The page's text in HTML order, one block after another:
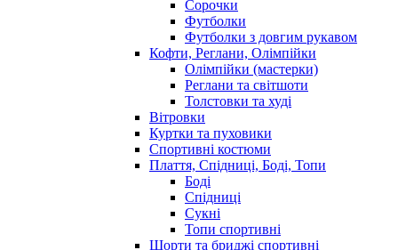
Сорочки
Футболки
Футболки з довгим рукавом
Кофти, Реглани, Олімпійки
Олімпійки (мастерки)
Реглани та світшоти
Толстовки та худі
Вітровки
Куртки та пуховики
Спортивні костюми
Плаття, Спідниці, Боді, Топи
Боді
Спідниці
Сукні
Топи спортивні
Шорти та бриджі спортивні